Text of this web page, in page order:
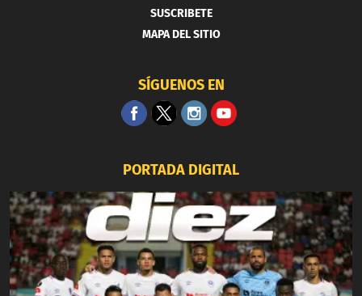
SUSCRIBETE
MAPA DEL SITIO
SÍGUENOS EN
PORTADA DIGITAL